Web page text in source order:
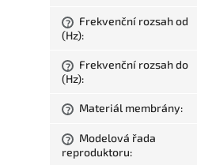
?
Frekvenční rozsah od
(Hz):
?
Frekvenční rozsah do
(Hz):
? Materiál membrány:
?
Modelová řada
reproduktoru: